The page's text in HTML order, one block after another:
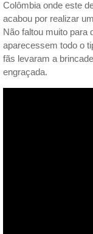
Colômbia onde este
acabou por realizar
Não faltou muito para
aparecessem todo o
fãs levaram a
engraçada.